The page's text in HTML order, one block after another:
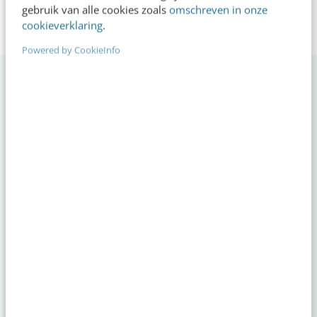
gebruik van alle cookies zoals omschreven in onze
cookieverklaring.
Powered by CookieInfo